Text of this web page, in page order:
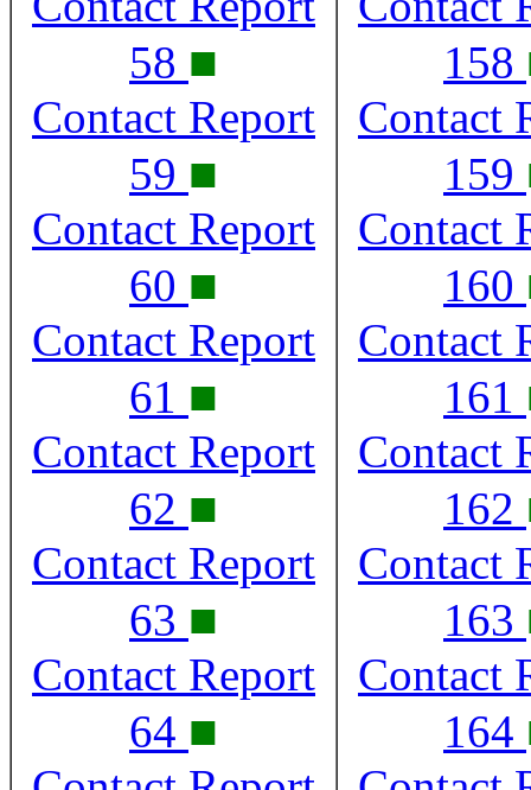
58 ■
Contact Report
59 ■
Contact Report
60 ■
Contact Report
61 ■
Contact Report
62 ■
Contact Report
63 ■
Contact Report
64 ■
158
Contact
159
Contact
160
Contact
161
Contact
162
Contact
163
Contact
164